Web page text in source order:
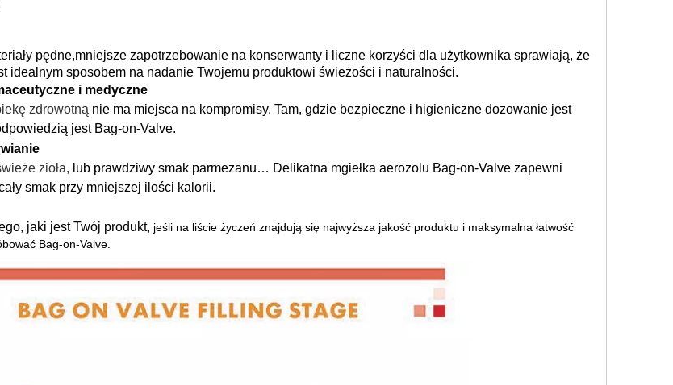
pędne,mniejsze zapotrzebowanie na konserwanty i liczne korzyści dla użytkownika sprawiają, że
idealnym sposobem na nadanie Twojemu produktowi świeżości i naturalności.
i medyczne
zdrowotną nie ma miejsca na kompromisy. Tam, gdzie bezpieczne i higieniczne dozowanie jest
jest Bag-on-Valve.
zioła, lub prawdziwy smak parmezanu… Delikatna mgiełka aerozolu Bag-on-Valve zapewni
smak przy mniejszej ilości kalorii.
jaki jest Twój produkt, jeśli na liście życzeń znajdują się najwyższa jakość produktu i maksymalna łatwość
Bag-on-Valve.